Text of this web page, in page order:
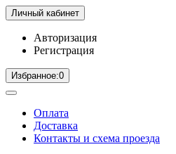
Личный кабинет
Авторизация
Регистрация
Избранное:0
Оплата
Доставка
Контакты и схема проезда